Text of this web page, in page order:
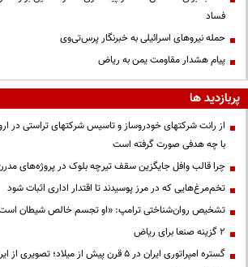
فساد
حمله نیروهای اسرائیلی به خبرنگار پرس‌تی‌وی
پیام هشدار مقاومت یمن به ریاض
پربازدید ها
از رانت‌ شرکتهای خودروساز و تاسیس شرکتهای تراستی در
با چه هدفی صورت گرفته است
چرا قالب وافل جایگزین سقف تیرچه بلوک در پروژه‌های
تخم‌مرغ‌هایی که در مرز پوسیدند تا اقتدار اداری اثبات شود
تشخیص روان‌شناختی ترامپ: «او تجسم خالص شیطان
۲ گزینه صنعا برای ریاض
گستره امپراتوری ایران در ۵ قرن پیش از میلاد؛ تصویری از ایران ۲۵ قرن پیش